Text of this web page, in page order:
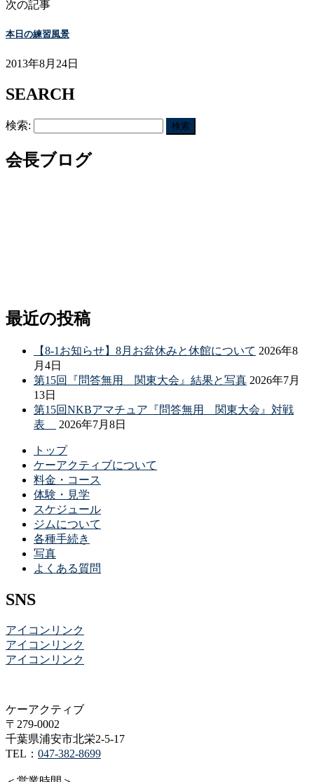
次の記事
本日の練習風景
2013年8月24日
SEARCH
検索:
会長ブログ
最近の投稿
【8-1お知らせ】8月お盆休みと休館について 2026年8
月4日
第15回『問答無用 関東大会』結果と写真 2026年7月
13日
第15回NKBアマチュア『問答無用 関東大会』対戦
表
2026年7月8日
トップ
ケーアクティブについて
料金・コース
体験・見学
スケジュール
ジムについて
各種手続き
写真
よくある質問
SNS
アイコンリンク
アイコンリンク
アイコンリンク
ケーアクティブ
〒279-0002
千葉県浦安市北栄2-5-17
TEL： 047-382-8699